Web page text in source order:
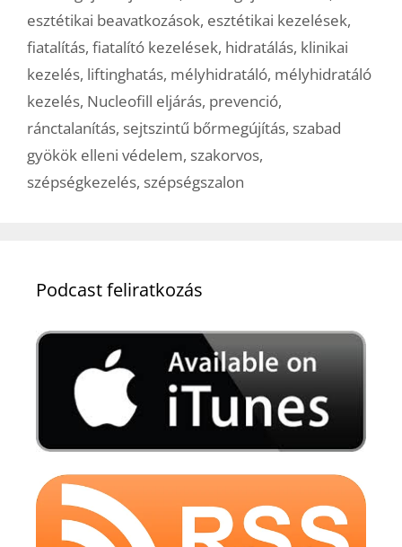
esztétikai beavatkozások, esztétikai kezelések,
fiatalítás, fiatalító kezelések, hidratálás, klinikai
kezelés, liftinghatás, mélyhidratáló, mélyhidratáló
kezelés, Nucleofill eljárás, prevenció,
ránctalanítás, sejtszintű bőrmegújítás, szabad
gyökök elleni védelem, szakorvos,
szépségkezelés, szépségszalon
Podcast feliratkozás